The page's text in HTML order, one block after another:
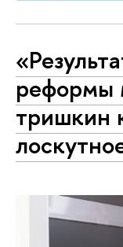
реформы
тришкин